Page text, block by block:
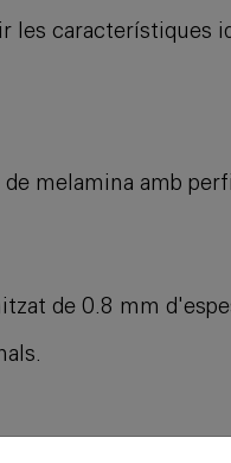
les característiques
de melamina amb
de 0.8 mm